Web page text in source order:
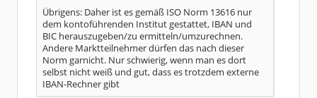
Übrigens: Daher ist es gemäß ISO Norm 13616 nur
dem kontoführenden Institut gestattet, IBAN und
BIC herauszugeben/zu ermitteln/umzurechnen.
Andere Marktteilnehmer dürfen das nach dieser
Norm garnicht. Nur schwierig, wenn man es dort
selbst nicht weiß und gut, dass es trotzdem externe
IBAN-Rechner gibt